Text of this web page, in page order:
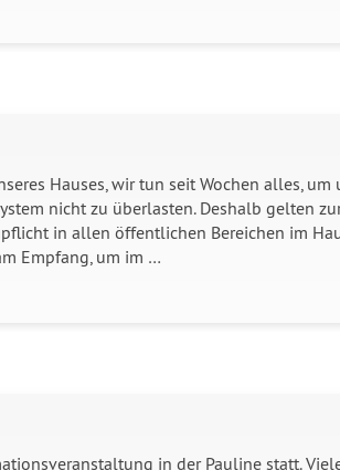
Hauses, wir tun seit Wochen alles,
nicht zu überlasten. Deshalb gelten
in allen öffentlichen Bereichen im
Empfang, um im …
in der Pauline statt.